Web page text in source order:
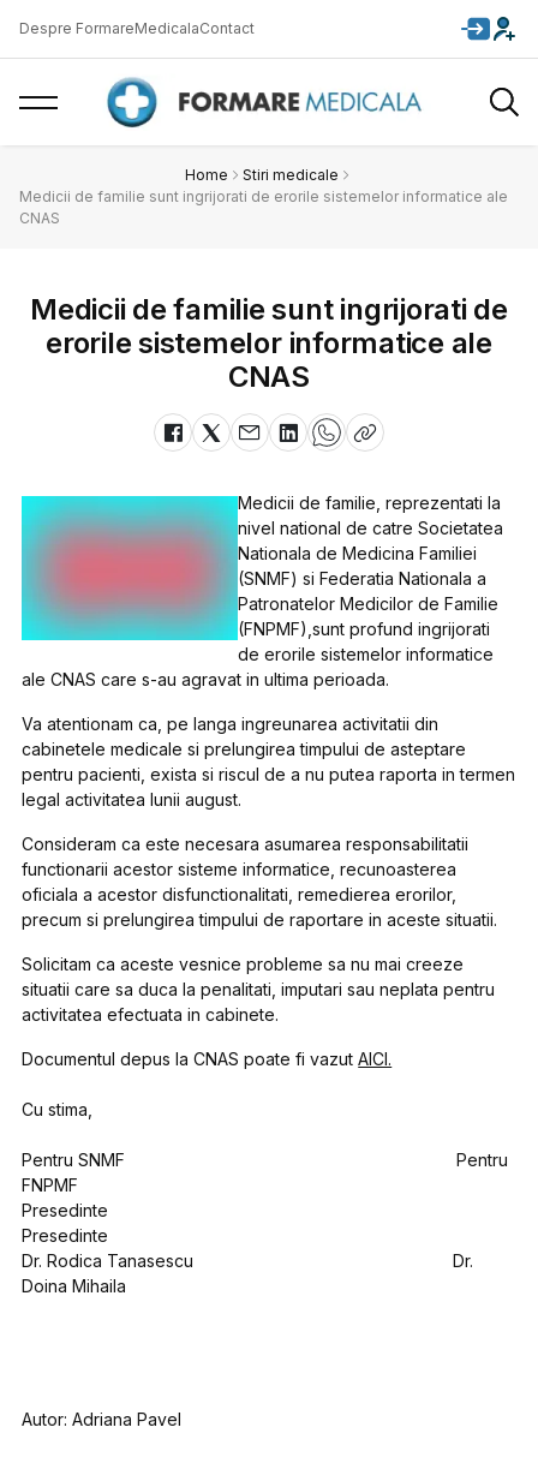
Despre FormareMedicalaContact
Home
Stiri medicale
Medicii de familie sunt ingrijorati de erorile sistemelor informatice ale
CNAS
Medicii de familie sunt ingrijorati de
erorile sistemelor informatice ale
CNAS
Medicii de familie, reprezentati la
nivel national de catre Societatea
Nationala de Medicina Familiei
(SNMF) si Federatia Nationala a
Patronatelor Medicilor de Familie
(FNPMF),sunt profund ingrijorati
de erorile sistemelor informatice
ale CNAS care s-au agravat in ultima perioada.
Va atentionam ca, pe langa ingreunarea activitatii din
cabinetele medicale si prelungirea timpului de asteptare
pentru pacienti, exista si riscul de a nu putea raporta in termen
legal activitatea lunii august.
Consideram ca este necesara asumarea responsabilitatii
functionarii acestor sisteme informatice, recunoasterea
oficiala a acestor disfunctionalitati, remedierea erorilor,
precum si prelungirea timpului de raportare in aceste situatii.
Solicitam ca aceste vesnice probleme sa nu mai creeze
situatii care sa duca la penalitati, imputari sau neplata pentru
activitatea efectuata in cabinete.
Documentul depus la CNAS poate fi vazutAICI.
Cu stima,
Pentru SNMF Pentru
FNPMF
Presedinte
Presedinte
Dr. Rodica Tanasescu Dr.
Doina Mihaila
Autor: Adriana Pavel